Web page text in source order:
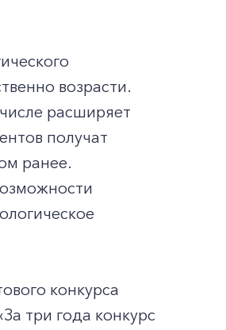
возрасти.
расширяет
получат
ранее.
конкурса
три года конкурс